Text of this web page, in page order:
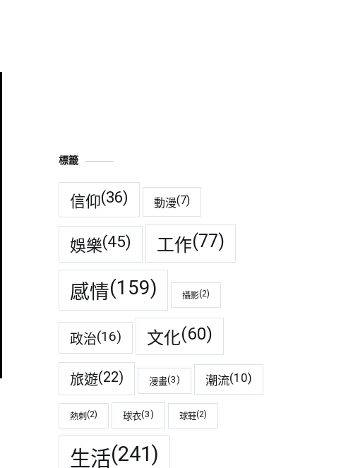
標籤
信仰(36) 動漫(7)
娛樂(45) 工作(77)
感情(159) 攝影(2)
政治(16) 文化(60)
旅遊(22) 漫畫(3) 潮流(10)
熱刺 (2) 球衣(3) 球鞋(2)
生活(241)